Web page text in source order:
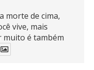
morte de cima,
vive, mais
muito é também